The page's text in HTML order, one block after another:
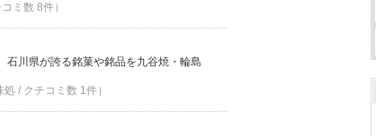
ミ数 8件）
石川県が誇る銘菓や銘品を九谷焼・輪島
/ クチコミ数 1件）